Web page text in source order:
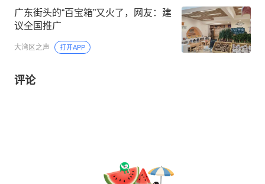
广东街头的“百宝箱”又火了，网友：建
议全国推广
大湾区之声 打开APP
评论